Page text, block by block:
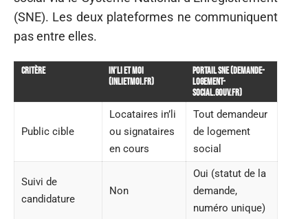
(SNE). Les deux plateformes ne communiquent
pas entre elles.
Critère
In’li et moi
(inlietmoi.fr)
Portail SNE (demande-
logement-
social.gouv.fr)
Public cible
Locataires in’li
ou signataires
en cours
Tout demandeur
de logement
social
Suivi de
candidature
Non
Oui (statut de la
demande,
numéro unique)